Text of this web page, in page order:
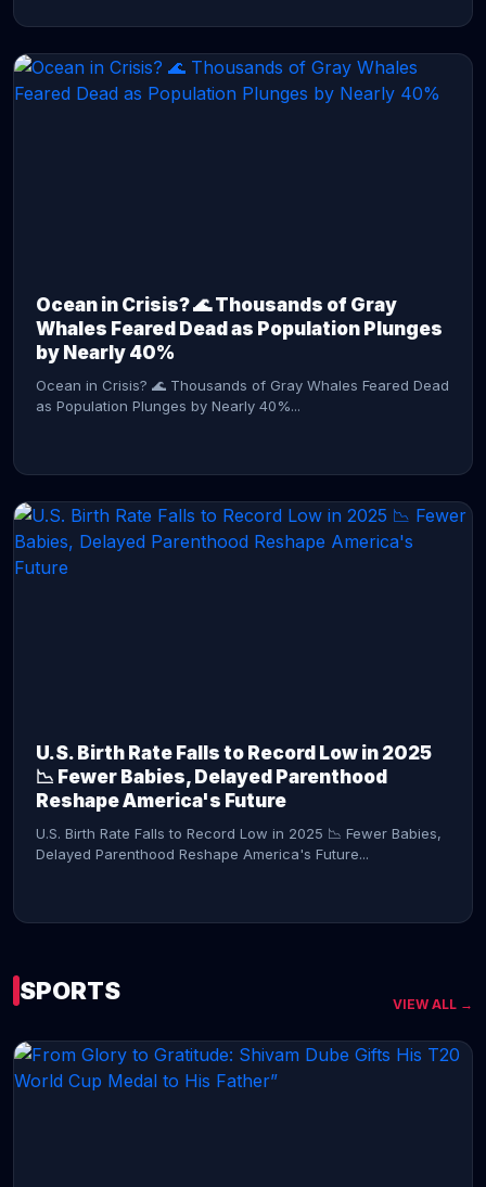
Ocean in Crisis? 🌊 Thousands of Gray
Whales Feared Dead as Population Plunges
by Nearly 40%
Ocean in Crisis? 🌊 Thousands of Gray Whales Feared Dead
as Population Plunges by Nearly 40%...
U.S. Birth Rate Falls to Record Low in 2025
📉 Fewer Babies, Delayed Parenthood
Reshape America's Future
U.S. Birth Rate Falls to Record Low in 2025 📉 Fewer Babies,
Delayed Parenthood Reshape America's Future...
SPORTS VIEW ALL →